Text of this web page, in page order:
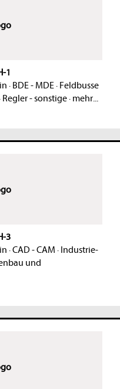
1
· BDE - MDE · Feldbusse
Regler - sonstige· mehr...
3
·CAD - CAM · Industrie-
und